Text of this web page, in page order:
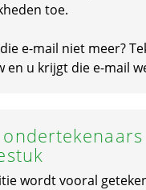
toe.
e-mail niet meer?
en u krijgt die e-mail
wordt vooral